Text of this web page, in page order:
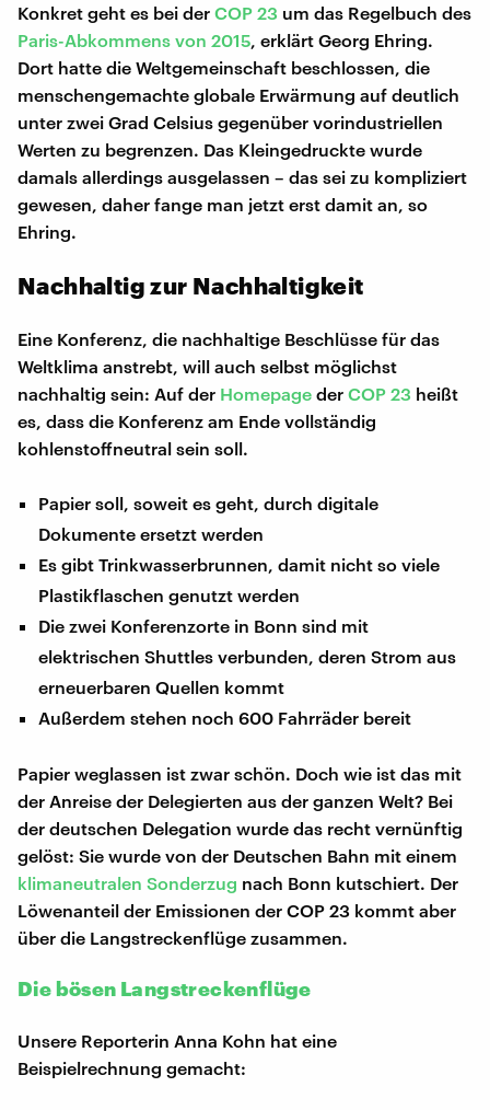
Konkret geht es bei der COP 23 um das Regelbuch des
Paris-Abkommens von 2015 , erklärt Georg Ehring.
Dort hatte die Weltgemeinschaft beschlossen, die
menschengemachte globale Erwärmung auf deutlich
unter zwei Grad Celsius gegenüber vorindustriellen
Werten zu begrenzen. Das Kleingedruckte wurde
damals allerdings ausgelassen – das sei zu kompliziert
gewesen, daher fange man jetzt erst damit an, so
Ehring.
Nachhaltig zur Nachhaltigkeit
Eine Konferenz, die nachhaltige Beschlüsse für das
Weltklima anstrebt, will auch selbst möglichst
nachhaltig sein: Auf der Homepage der COP 23 heißt
es, dass die Konferenz am Ende vollständig
kohlenstoffneutral sein soll.
Papier soll, soweit es geht, durch digitale
Dokumente ersetzt werden
Es gibt Trinkwasserbrunnen, damit nicht so viele
Plastikflaschen genutzt werden
Die zwei Konferenzorte in Bonn sind mit
elektrischen Shuttles verbunden, deren Strom aus
erneuerbaren Quellen kommt
Außerdem stehen noch 600 Fahrräder bereit
Papier weglassen ist zwar schön. Doch wie ist das mit
der Anreise der Delegierten aus der ganzen Welt? Bei
der deutschen Delegation wurde das recht vernünftig
gelöst: Sie wurde von der Deutschen Bahn mit einem
klimaneutralen Sonderzug nach Bonn kutschiert. Der
Löwenanteil der Emissionen der COP 23 kommt aber
über die Langstreckenflüge zusammen.
Die bösen Langstreckenflüge
Unsere Reporterin Anna Kohn hat eine
Beispielrechnung gemacht: